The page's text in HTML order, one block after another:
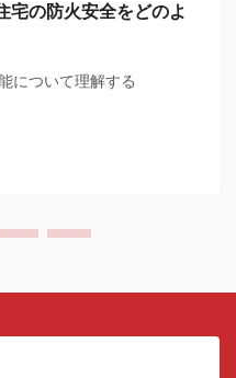
宅の防火安全をどのよ
について理解する